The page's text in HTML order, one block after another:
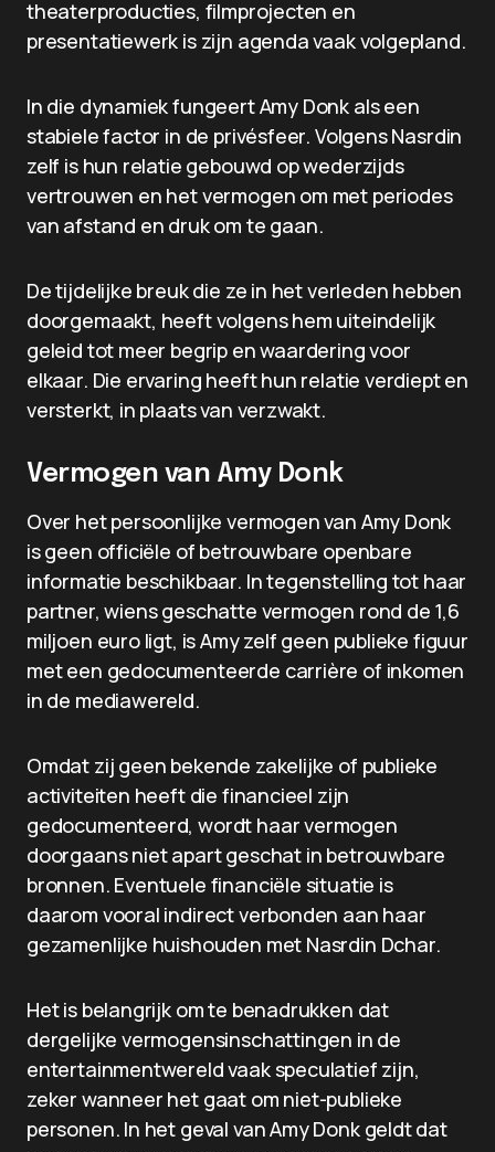
theaterproducties, filmprojecten en
presentatiewerk is zijn agenda vaak volgepland.
In die dynamiek fungeert Amy Donk als een
stabiele factor in de privésfeer. Volgens Nasrdin
zelf is hun relatie gebouwd op wederzijds
vertrouwen en het vermogen om met periodes
van afstand en druk om te gaan.
De tijdelijke breuk die ze in het verleden hebben
doorgemaakt, heeft volgens hem uiteindelijk
geleid tot meer begrip en waardering voor
elkaar. Die ervaring heeft hun relatie verdiept en
versterkt, in plaats van verzwakt.
Vermogen van Amy Donk
Over het persoonlijke vermogen van Amy Donk
is geen officiële of betrouwbare openbare
informatie beschikbaar. In tegenstelling tot haar
partner, wiens geschatte vermogen rond de 1,6
miljoen euro ligt, is Amy zelf geen publieke figuur
met een gedocumenteerde carrière of inkomen
in de mediawereld.
Omdat zij geen bekende zakelijke of publieke
activiteiten heeft die financieel zijn
gedocumenteerd, wordt haar vermogen
doorgaans niet apart geschat in betrouwbare
bronnen. Eventuele financiële situatie is
daarom vooral indirect verbonden aan haar
gezamenlijke huishouden met Nasrdin Dchar.
Het is belangrijk om te benadrukken dat
dergelijke vermogensinschattingen in de
entertainmentwereld vaak speculatief zijn,
zeker wanneer het gaat om niet-publieke
personen. In het geval van Amy Donk geldt dat